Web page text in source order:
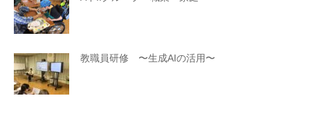
教職員研修 〜生成AIの活用〜